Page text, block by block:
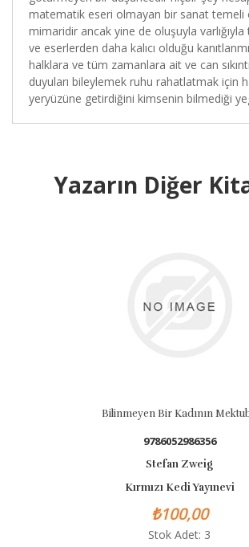
matematik eseri olmayan bir sanat temeli
mimaridir ancak yine de oluşuyla
ve eserlerden daha kalıcı olduğu
halklara ve tüm zamanlara ait ve can
duyuları bileylemek ruhu rahatlatmak için
yeryüzüne getirdiğini kimsenin bilmediği
Yazarın Diğer
Bir Kadının Mektubu